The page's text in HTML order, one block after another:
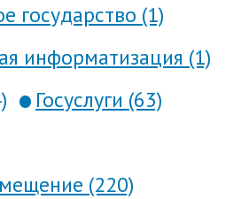
государство (1)
информатизация (1)
Госуслуги (63)
(220)